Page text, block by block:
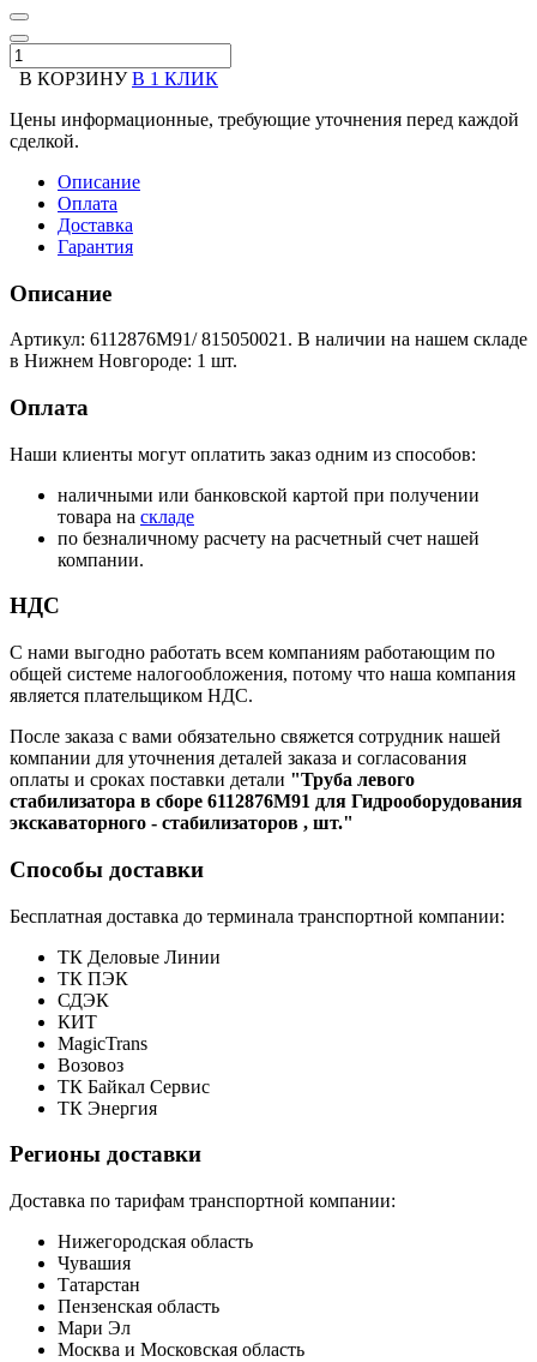
В КОРЗИНУ В 1 КЛИК
Цены информационные, требующие уточнения перед каждой
сделкой.
Описание
Оплата
Доставка
Гарантия
Описание
Артикул: 6112876M91/ 815050021. В наличии на нашем складе
в Нижнем Новгороде: 1 шт.
Оплата
Наши клиенты могут оплатить заказ одним из способов:
наличными или банковской картой при получении
товара на складе
по безналичному расчету на расчетный счет нашей
компании.
НДС
С нами выгодно работать всем компаниям работающим по
общей системе налогообложения, потому что наша компания
является плательщиком НДС.
После заказа с вами обязательно свяжется сотрудник нашей
компании для уточнения деталей заказа и согласования
оплаты и сроках поставки детали "Труба левого
стабилизатора в сборе 6112876M91 для Гидрооборудования
экскаваторного - стабилизаторов , шт."
Способы доставки
Бесплатная доставка до терминала транспортной компании:
ТК Деловые Линии
ТК ПЭК
СДЭК
КИТ
MagicTrans
Возовоз
ТК Байкал Сервис
ТК Энергия
Регионы доставки
Доставка по тарифам транспортной компании:
Нижегородская область
Чувашия
Татарстан
Пензенская область
Мари Эл
Москва и Московская область